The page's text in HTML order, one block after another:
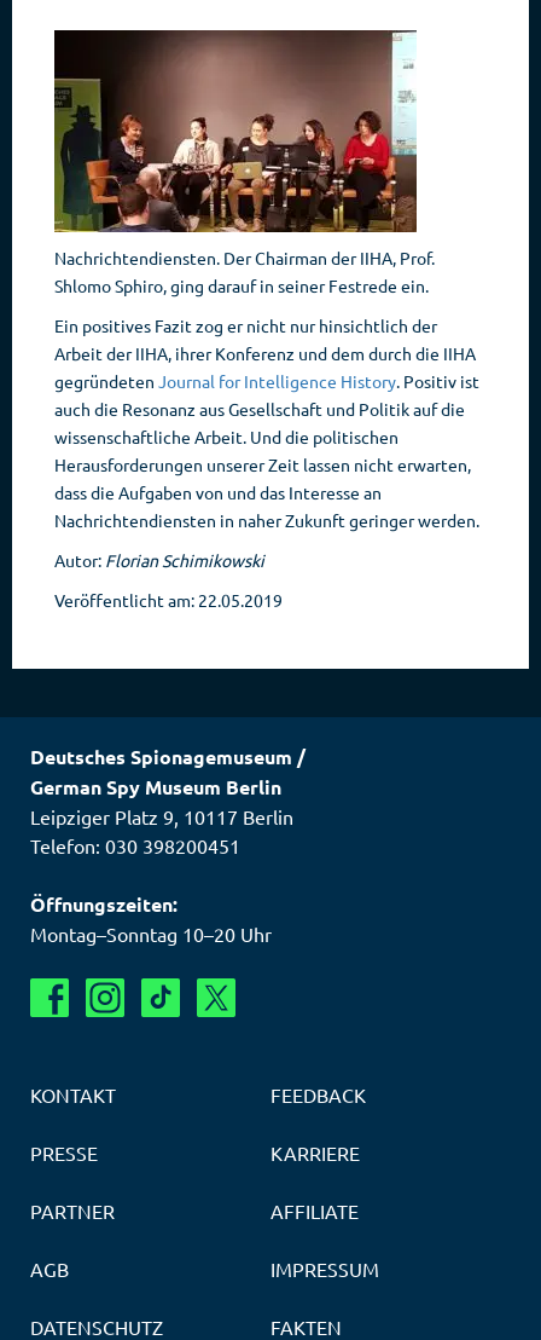
Nachrichtendiensten. Der Chairman der IIHA, Prof.
Shlomo Sphiro, ging darauf in seiner Festrede ein.
Ein positives Fazit zog er nicht nur hinsichtlich der
Arbeit der IIHA, ihrer Konferenz und dem durch die IIHA
gegründeten Journal for Intelligence History. Positiv ist
auch die Resonanz aus Gesellschaft und Politik auf die
wissenschaftliche Arbeit. Und die politischen
Herausforderungen unserer Zeit lassen nicht erwarten,
dass die Aufgaben von und das Interesse an
Nachrichtendiensten in naher Zukunft geringer werden.
Autor: Florian Schimikowski
Veröffentlicht am: 22.05.2019
Deutsches Spionagemuseum /
German Spy Museum Berlin
Leipziger Platz 9, 10117 Berlin
Telefon: 030 398200451
Öffnungszeiten:
Montag–Sonntag 10–20 Uhr
KONTAKT FEEDBACK
PRESSE KARRIERE
PARTNER AFFILIATE
AGB IMPRESSUM
DATENSCHUTZ FAKTEN